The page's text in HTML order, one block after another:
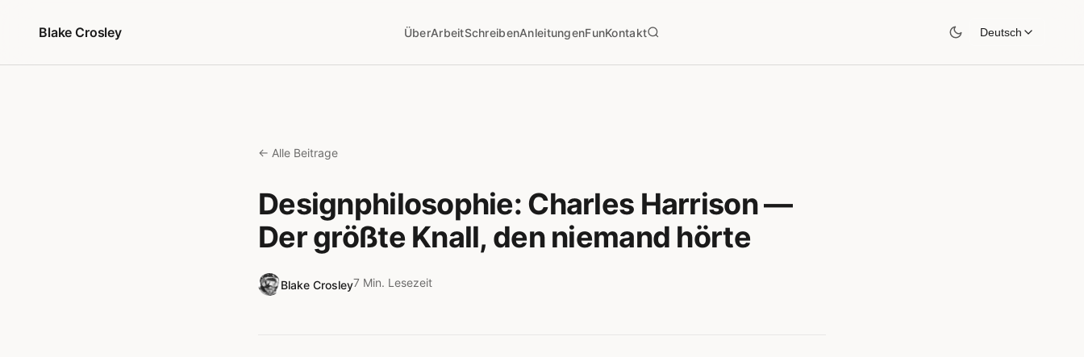
Blake Crosley
ÜberArbeitSchreibenAnleitungenFunKontakt Deutsch
← Alle Beitrage
Designphilosophie: Charles Harrison —
Der größte Knall, den niemand hörte
Blake Crosley7 Min. Lesezeit